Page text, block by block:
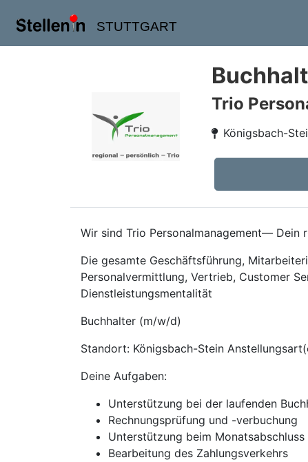
STUTTGART
Trio
Königsbach-
Wir sind Trio Personalmanagement— Dein
Die gesamte Geschäftsführung,
Personalvermittlung, Vertrieb, Customer
Dienstleistungsmentalität
Buchhalter (m/w/d)
Standort: Königsbach-Stein
Deine Aufgaben:
Unterstützung bei der laufenden
Rechnungsprüfung und -verbuchung
Unterstützung beim Monatsabschluss
Bearbeitung des Zahlungsverkehrs